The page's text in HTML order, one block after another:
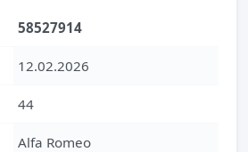
58527914
12.02.2026
44
Alfa Romeo